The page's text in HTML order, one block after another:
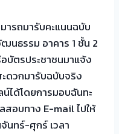
ารถมารับคะแนนฉบับ
นธรรม อาคาร 1 ชั้น 2
บัตรประชาชนมาแจ้ง
ะดวกมารับฉบับจริง
ได้โดยการมอบฉันทะ
สอบทาง E-mail ไปให้
นทร์-ศุกร์ เวลา